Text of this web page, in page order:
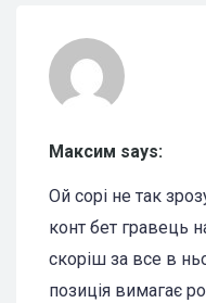
Максим says:
Ой сорі не так
конт бет гравець
скоріш за все в
позиція вимагає